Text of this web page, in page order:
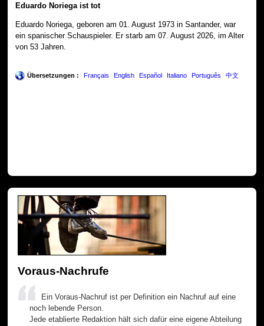
Eduardo Noriega ist tot
Eduardo Noriega, geboren am 01. August 1973 in Santander, war
ein spanischer Schauspieler. Er starb am 07. August 2026, im Alter
von 53 Jahren.
Übersetzungen : Français English Español Italiano Português 中文
Voraus-Nachrufe
Ein Voraus-Nachruf ist per Definition ein Nachruf auf eine
noch lebende Person.
Jede etablierte Redaktion hält sich dafür eine eigene Abteilung